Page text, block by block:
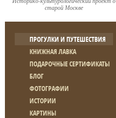
старой Москве
ПРОГУЛКИ И ПУТЕШЕСТВИЯ
КНИЖНАЯ ЛАВКА
ПОДАРОЧНЫЕ СЕРТИФИКАТЫ
БЛОГ
ФОТОГРАФИИ
ИСТОРИИ
КАРТИНЫ